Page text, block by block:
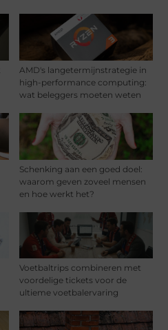
AMD's langetermijnstrategie in
high-performance computing:
wat beleggers moeten weten
Schenking aan een goed doel:
waarom geven zoveel mensen
en hoe werkt het?
Voetbaltrips combineren met
voordelige tickets voor de
ultieme voetbalervaring